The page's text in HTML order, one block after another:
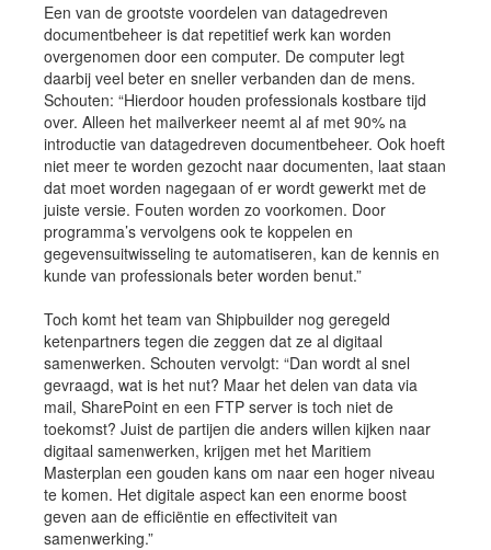
Een van de grootste voordelen van datagedreven
documentbeheer is dat repetitief werk kan worden
overgenomen door een computer. De computer legt
daarbij veel beter en sneller verbanden dan de mens.
Schouten: “Hierdoor houden professionals kostbare tijd
over. Alleen het mailverkeer neemt al af met 90% na
introductie van datagedreven documentbeheer. Ook hoeft
niet meer te worden gezocht naar documenten, laat staan
dat moet worden nagegaan of er wordt gewerkt met de
juiste versie. Fouten worden zo voorkomen. Door
programma’s vervolgens ook te koppelen en
gegevensuitwisseling te automatiseren, kan de kennis en
kunde van professionals beter worden benut.”
Toch komt het team van Shipbuilder nog geregeld
ketenpartners tegen die zeggen dat ze al digitaal
samenwerken. Schouten vervolgt: “Dan wordt al snel
gevraagd, wat is het nut? Maar het delen van data via
mail, SharePoint en een FTP server is toch niet de
toekomst? Juist de partijen die anders willen kijken naar
digitaal samenwerken, krijgen met het Maritiem
Masterplan een gouden kans om naar een hoger niveau
te komen. Het digitale aspect kan een enorme boost
geven aan de efficiëntie en effectiviteit van
samenwerking.”